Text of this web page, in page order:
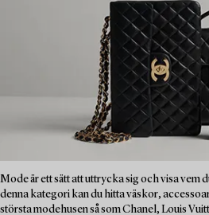
Mode är ett sätt att uttrycka sig och visa vem
denna kategori kan du hitta väskor,
största modehusen så som Chanel, Louis